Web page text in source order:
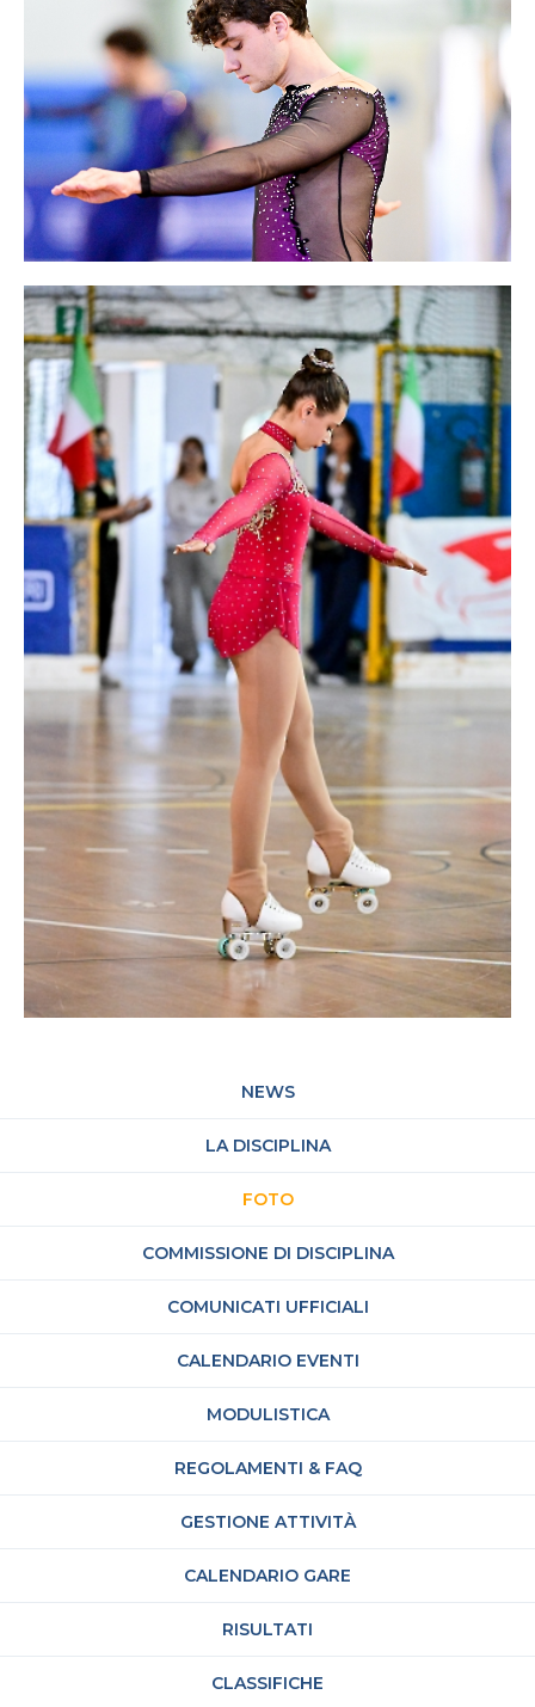
NEWS
LA DISCIPLINA
FOTO
COMMISSIONE DI DISCIPLINA
COMUNICATI UFFICIALI
CALENDARIO EVENTI
MODULISTICA
REGOLAMENTI & FAQ
GESTIONE ATTIVITÀ
CALENDARIO GARE
RISULTATI
CLASSIFICHE